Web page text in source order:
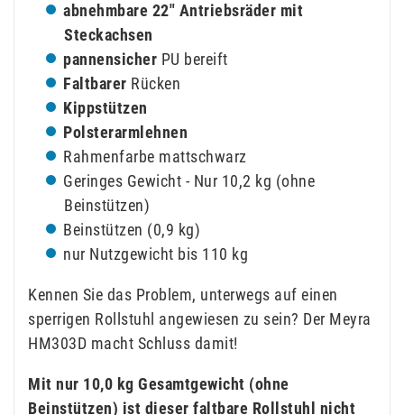
abnehmbare 22" Antriebsräder mit
Steckachsen
pannensicher PU bereift
Faltbarer Rücken
Kippstützen
Polsterarmlehnen
Rahmenfarbe mattschwarz
Geringes Gewicht - Nur 10,2 kg (ohne
Beinstützen)
Beinstützen (0,9 kg)
nur Nutzgewicht bis 110 kg
Kennen Sie das Problem, unterwegs auf einen
sperrigen Rollstuhl angewiesen zu sein? Der Meyra
HM303D macht Schluss damit!
Mit nur 10,0 kg Gesamtgewicht (ohne
Beinstützen) ist dieser faltbare Rollstuhl nicht